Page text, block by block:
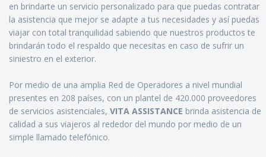
en brindarte un servicio personalizado para que puedas contratar
la asistencia que mejor se adapte a tus necesidades y así puedas
viajar con total tranquilidad sabiendo que nuestros productos te
brindarán todo el respaldo que necesitas en caso de sufrir un
siniestro en el exterior.
Por medio de una amplia Red de Operadores a nivel mundial
presentes en 208 países, con un plantel de 420.000 proveedores
de servicios asistenciales, VITA ASSISTANCE brinda asistencia de
calidad a sus viajeros al rededor del mundo por medio de un
simple llamado telefónico.